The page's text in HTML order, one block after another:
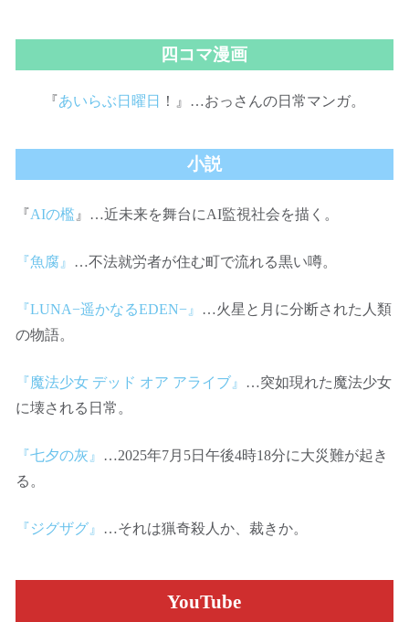
四コマ漫画
『あいらぶ日曜日 ！』…おっさんの日常マンガ。
小説
『AIの檻 』…近未来を舞台にAI監視社会を描く。
『魚腐』 …不法就労者が住む町で流れる黒い噂。
『LUNA−遥かなるEDEN−』 …火星と月に分断された人類
の物語。
『魔法少女 デッド オア アライブ』 …突如現れた魔法少女
に壊される日常。
『七夕の灰』 …2025年7月5日午後4時18分に大災難が起き
る。
『ジグザグ』 …それは猟奇殺人か、裁きか。
YouTube